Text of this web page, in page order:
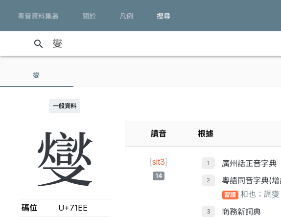
粵音資料集叢 關於 凡例 搜尋
search
燮
一般資料
燮
碼位
U+71EE
讀音 根據
[sit3]
14
廣州話正音字典
粵語同音字典(增
習讀 和也；調
商務新詞典